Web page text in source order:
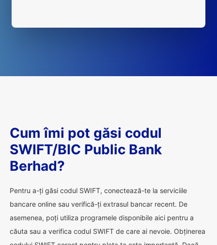
Cum îmi pot găsi codul
SWIFT/BIC Public Bank
Berhad?
Pentru a-ți găsi codul SWIFT, conectează-te la serviciile
bancare online sau verifică-ți extrasul bancar recent. De
asemenea, poți utiliza programele disponibile aici pentru a
căuta sau a verifica codul SWIFT de care ai nevoie. Obținerea